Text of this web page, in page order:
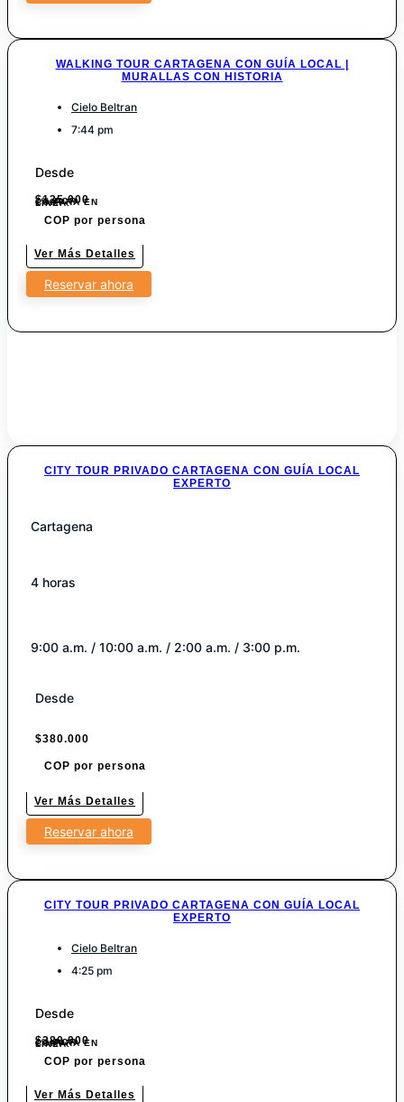
WALKING TOUR CARTAGENA CON GUÍA LOCAL |
MURALLAS CON HISTORIA
Cielo Beltran
7:44 pm
Desde
$135.000
7% POR COMPRA EN LINEA.
COP por persona
Ver Más Detalles
Reservar ahora
CITY TOUR PRIVADO CARTAGENA CON GUÍA LOCAL
EXPERTO
Cartagena
4 horas
9:00 a.m. / 10:00 a.m. / 2:00 a.m. / 3:00 p.m.
Desde
$380.000
COP por persona
Ver Más Detalles
Reservar ahora
CITY TOUR PRIVADO CARTAGENA CON GUÍA LOCAL
EXPERTO
Cielo Beltran
4:25 pm
Desde
$380.000
7% POR COMPRA EN LINEA.
COP por persona
Ver Más Detalles